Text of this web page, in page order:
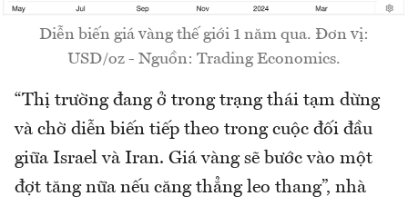
Diễn biến giá vàng thế giới 1 năm qua. Đơn vị:
USD/oz - Nguồn: Trading Economics.
“Thị trường đang ở trong trạng thái tạm dừng
và chờ diễn biến tiếp theo trong cuộc đối đầu
giữa Israel và Iran. Giá vàng sẽ bước vào một
đợt tăng nữa nếu căng thẳng leo thang”, nhà